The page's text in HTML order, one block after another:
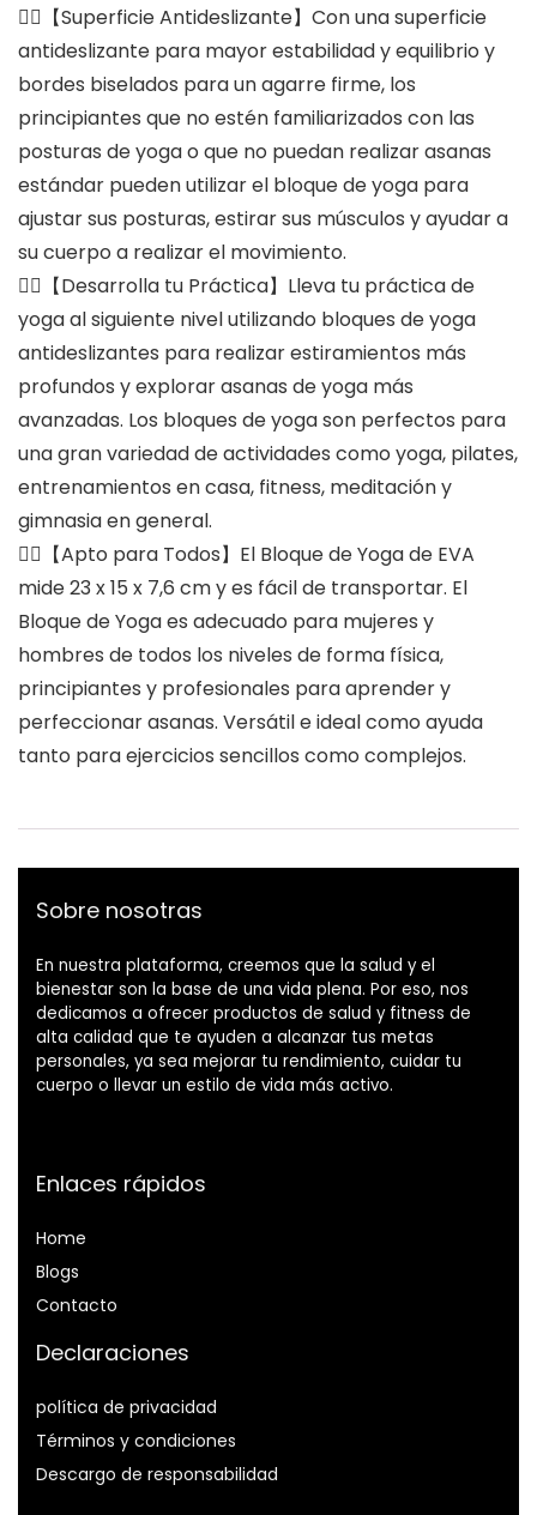
🤸‍♂️【Superficie Antideslizante】Con una superficie
antideslizante para mayor estabilidad y equilibrio y
bordes biselados para un agarre firme, los
principiantes que no estén familiarizados con las
posturas de yoga o que no puedan realizar asanas
estándar pueden utilizar el bloque de yoga para
ajustar sus posturas, estirar sus músculos y ayudar a
su cuerpo a realizar el movimiento.
🧘‍♀️【Desarrolla tu Práctica】Lleva tu práctica de
yoga al siguiente nivel utilizando bloques de yoga
antideslizantes para realizar estiramientos más
profundos y explorar asanas de yoga más
avanzadas. Los bloques de yoga son perfectos para
una gran variedad de actividades como yoga, pilates,
entrenamientos en casa, fitness, meditación y
gimnasia en general.
🤸‍♂️【Apto para Todos】El Bloque de Yoga de EVA
mide 23 x 15 x 7,6 cm y es fácil de transportar. El
Bloque de Yoga es adecuado para mujeres y
hombres de todos los niveles de forma física,
principiantes y profesionales para aprender y
perfeccionar asanas. Versátil e ideal como ayuda
tanto para ejercicios sencillos como complejos.
Sobre nosotras
En nuestra plataforma, creemos que la salud y el
bienestar son la base de una vida plena. Por eso, nos
dedicamos a ofrecer productos de salud y fitness de
alta calidad que te ayuden a alcanzar tus metas
personales, ya sea mejorar tu rendimiento, cuidar tu
cuerpo o llevar un estilo de vida más activo.
Enlaces rápidos
Home
Blogs
Contacto
Declaraciones
política de privacidad
Términos y condiciones
Descargo de responsabilidad